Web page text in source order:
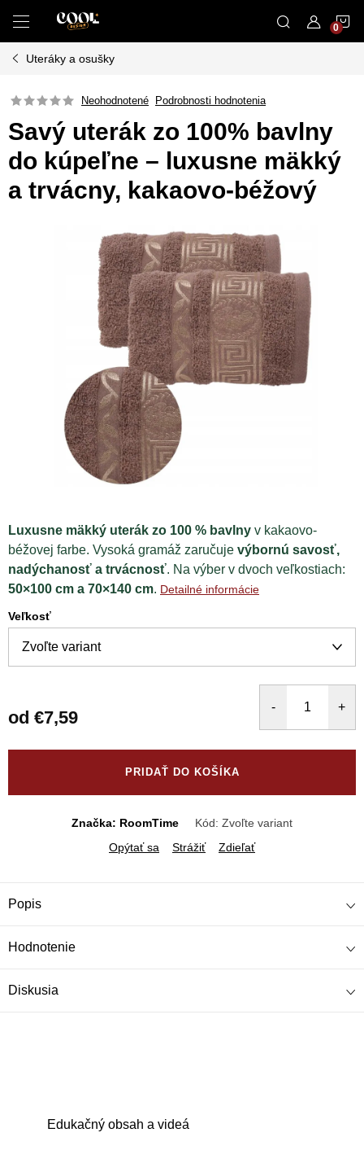
obsah
Uteráky a osušky
Neohodnotené Podrobnosti hodnotenia
Savý uterák zo 100% bavlny
do kúpeľne – luxusne mäkký
a trvácny, kakaovo-béžový
Luxusne mäkký uterák zo 100 % bavlny v kakaovo-
béžovej farbe. Vysoká gramáž zaručuje výbornú savosť,
nadýchanosť a trvácnosť. Na výber v dvoch veľkostiach:
50×100 cm a 70×140 cm. Detailné informácie
Veľkosť
od €7,59
PRIDAŤ DO KOŠÍKA
Značka: RoomTime Kód: Zvoľte variant
Opýtať sa
Strážiť Zdieľať
Popis
Hodnotenie
Diskusia
Edukačný obsah a videá